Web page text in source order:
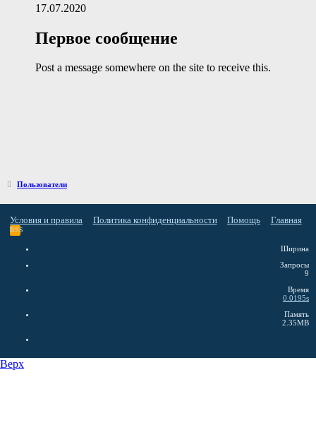
17.07.2020
Первое сообщение
Post a message somewhere on the site to receive this.
Пользователи
Условия и правила Политика конфиденциальности Помощь Главная
RSS
Ширина
Запросы
9
Время
0.0195s
Память
2.35MB
Верх